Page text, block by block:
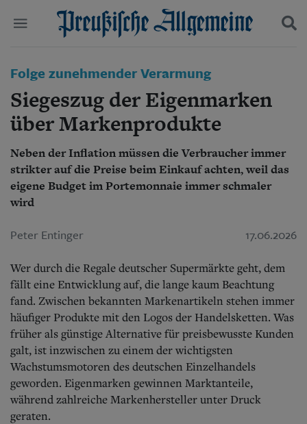
Start
Wer wir sind
Aktuelle Ausgabe
Abonnenten-Login
Abonnent werden
Abo Prämien
Archiv
Mediadaten
Politik
Wirtschaft
Panorama
Gesellschaft
Leben
Geschichte
Ostpreußen
Pommern
Kontakt
Suchen und finden
Folge zunehmender Verarmung
Siegeszug der Eigenmarken
über Markenprodukte
Neben der Inflation müssen die Verbraucher immer
strikter auf die Preise beim Einkauf achten, weil das
eigene Budget im Portemonnaie immer schmaler
wird
Peter Entinger 17.06.2026
Wer durch die Regale deutscher Supermärkte geht, dem
fällt eine Entwicklung auf, die lange kaum Beachtung
fand. Zwischen bekannten Markenartikeln stehen immer
häufiger Produkte mit den Logos der Handelsketten. Was
früher als günstige Alternative für preisbewusste Kunden
galt, ist inzwischen zu einem der wichtigsten
Wachstumsmotoren des deutschen Einzelhandels
geworden. Eigenmarken gewinnen Marktanteile,
während zahlreiche Markenhersteller unter Druck
geraten.